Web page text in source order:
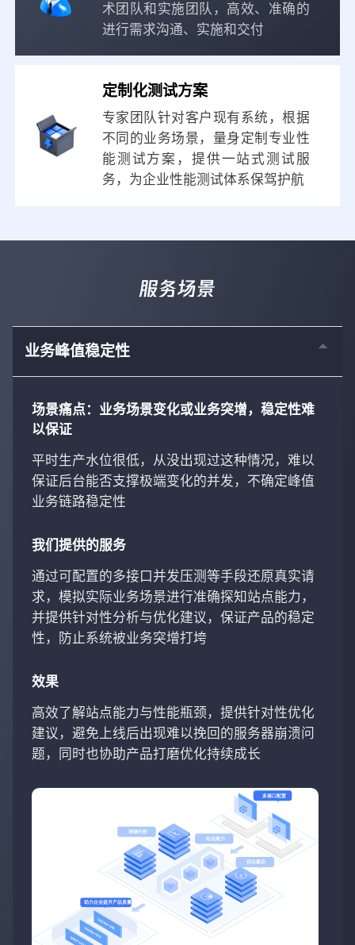
术团队和实施团队，高效、准确的
进行需求沟通、实施和交付
定制化测试方案
专家团队针对客户现有系统，根据
不同的业务场景，量身定制专业性
能测试方案，提供一站式测试服
务，为企业性能测试体系保驾护航
服务场景
业务峰值稳定性
场景痛点：业务场景变化或业务突增，稳定性难
以保证
平时生产水位很低，从没出现过这种情况，难以
保证后台能否支撑极端变化的并发，不确定峰值
业务链路稳定性
我们提供的服务
通过可配置的多接口并发压测等手段还原真实请
求，模拟实际业务场景进行准确探知站点能力，
并提供针对性分析与优化建议，保证产品的稳定
性，防止系统被业务突增打垮
效果
高效了解站点能力与性能瓶颈，提供针对性优化
建议，避免上线后出现难以挽回的服务器崩溃问
题，同时也协助产品打磨优化持续成长